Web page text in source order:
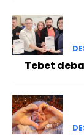
Tebet